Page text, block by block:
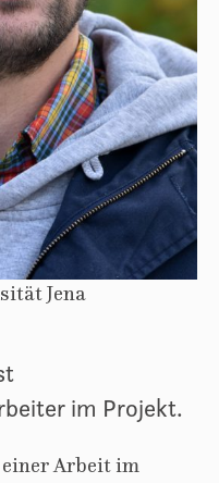
Jena
im Projekt.
Arbeit im